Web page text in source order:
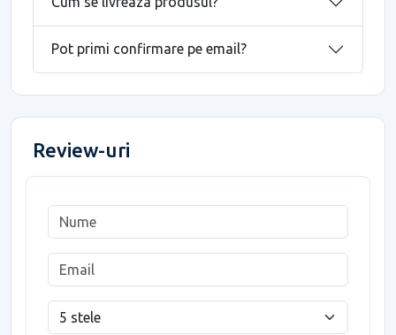
Pot primi confirmare pe email?
Review-uri